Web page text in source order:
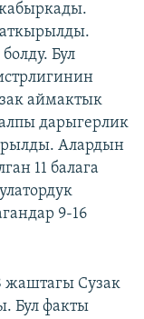
Бул
аймактык
дарыгерлик
Алардын
11 балага
9-16
жаштагы Сузак
Бул факты